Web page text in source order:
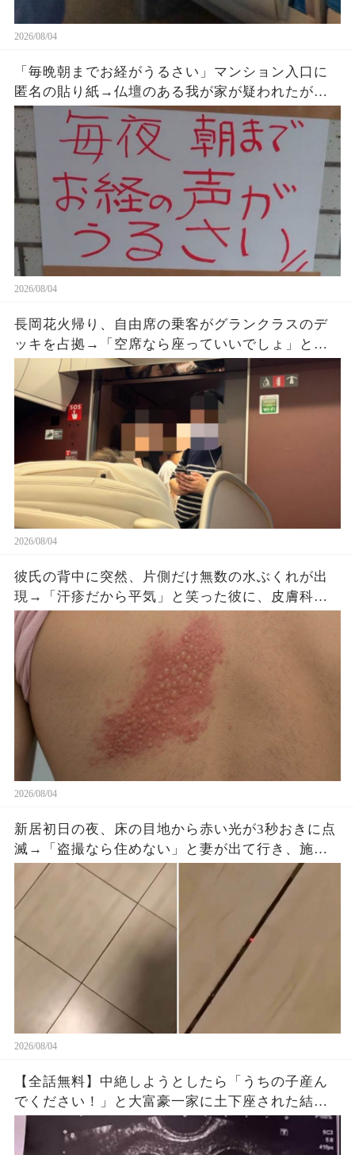
2026/08/04
「毎晩朝までお経がうるさい」マンション入口に
匿名の貼り紙→仏壇のある我が家が疑われたが、
午前2時17分の録音が示した発信源
2026/08/04
長岡花火帰り、自由席の乗客がグランクラスのデ
ッキを占拠→「空席なら座っていいでしょ」と扉
をのぞき続けた直後、車掌が乗車券を確認する
と…
2026/08/04
彼氏の背中に突然、片側だけ無数の水ぶくれが出
現→「汗疹だから平気」と笑った彼に、皮膚科医
がすぐ服を下ろさせた理由
2026/08/04
新居初日の夜、床の目地から赤い光が3秒おきに点
滅→「盗撮なら住めない」と妻が出て行き、施工
会社へ動画を送ると…
2026/08/04
【全話無料】中絶しようとしたら「うちの子産ん
でください！」と大富豪一家に土下座された結
果…🤣